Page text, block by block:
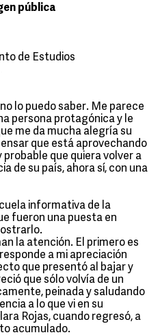
pública
de Estudios
lo puedo saber. Me parece
persona protagónica y le
me da mucha alegría su
que está aprovechando
que quiera volver a
de su país, ahora sí, con una
informativa de la
fueron una puesta en
la atención. El primero es
a mi apreciación
que presentó al bajar y
que sólo volvía de un
peinada y saludando
a lo que vi en su
Rojas, cuando regresó, a
acumulado.